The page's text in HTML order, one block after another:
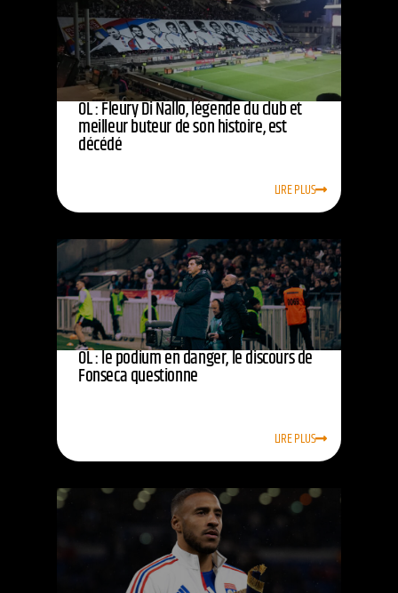
OL : Fleury Di Nallo, légende du club et
meilleur buteur de son histoire, est
décédé
LIRE PLUS
OL : le podium en danger, le discours de
Fonseca questionne
LIRE PLUS